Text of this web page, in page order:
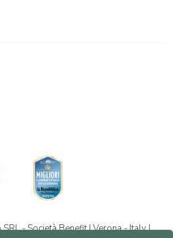
- Società Benefit | Verona - Italy |